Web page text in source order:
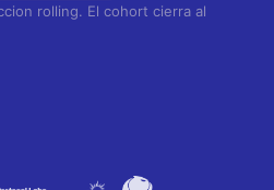
rolling. El cohort cierra al